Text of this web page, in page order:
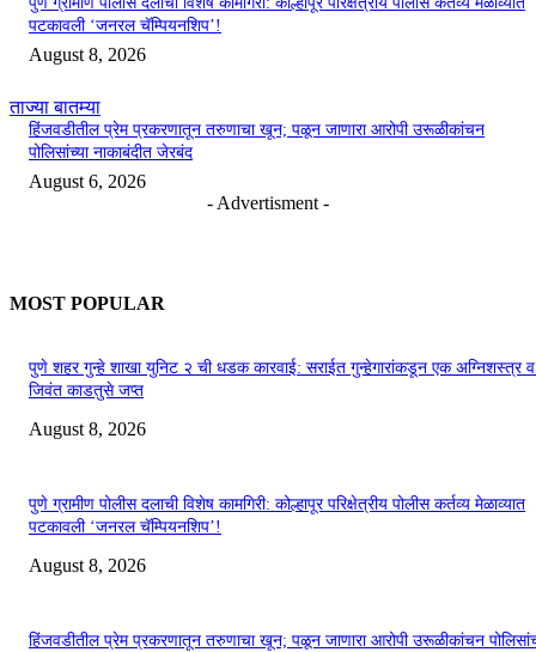
पटकावली ‘जनरल चॅम्पियनशिप’!
August 8, 2026
ताज्या बातम्या
हिंजवडीतील प्रेम प्रकरणातून तरुणाचा खून; पळून जाणारा आरोपी उरूळीकांचन
पोलिसांच्या नाकाबंदीत जेरबंद
August 6, 2026
- Advertisment -
MOST POPULAR
पुणे शहर गुन्हे शाखा युनिट २ ची धडक कारवाई: सराईत गुन्हेगारांकडून एक अग्निशस्त्र व
जिवंत काडतुसे जप्त
August 8, 2026
पुणे ग्रामीण पोलीस दलाची विशेष कामगिरी: कोल्हापूर परिक्षेत्रीय पोलीस कर्तव्य मेळाव्यात
पटकावली ‘जनरल चॅम्पियनशिप’!
August 8, 2026
हिंजवडीतील प्रेम प्रकरणातून तरुणाचा खून; पळून जाणारा आरोपी उरूळीकांचन